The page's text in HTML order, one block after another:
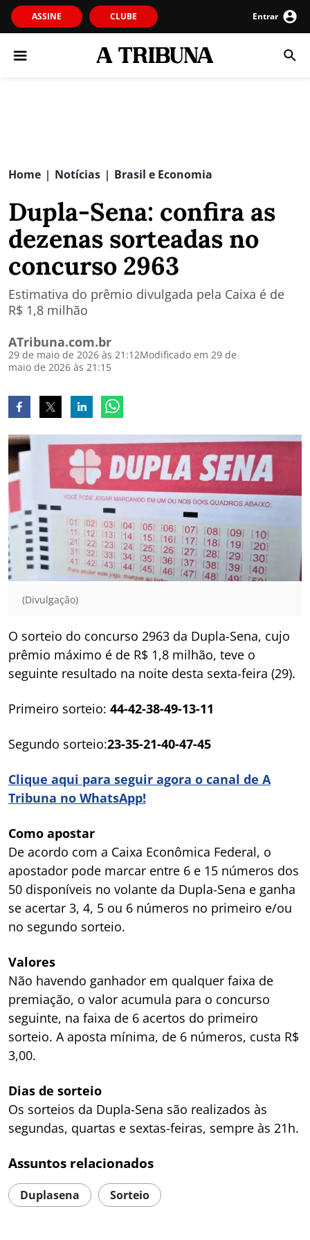
ASSINE CLUBE Entrar
Home | Notícias | Brasil e Economia
Dupla-Sena: confira as
dezenas sorteadas no
concurso 2963
Estimativa do prêmio divulgada pela Caixa é de
R$ 1,8 milhão
ATribuna.com.br
29 de maio de 2026 às 21:12Modificado em 29 de
maio de 2026 às 21:15
(Divulgação)
O sorteio do concurso 2963 da Dupla-Sena, cujo
prêmio máximo é de R$ 1,8 milhão, teve o
seguinte resultado na noite desta sexta-feira (29).
Primeiro sorteio: 44-42-38-49-13-11
Segundo sorteio:23-35-21-40-47-45
Clique aqui para seguir agora o canal de A
Tribuna no WhatsApp!
Como apostar
De acordo com a Caixa Econômica Federal, o
apostador pode marcar entre 6 e 15 números dos
50 disponíveis no volante da Dupla-Sena e ganha
se acertar 3, 4, 5 ou 6 números no primeiro e/ou
no segundo sorteio.
Valores
Não havendo ganhador em qualquer faixa de
premiação, o valor acumula para o concurso
seguinte, na faixa de 6 acertos do primeiro
sorteio. A aposta mínima, de 6 números, custa R$
3,00.
Dias de sorteio
Os sorteios da Dupla-Sena são realizados às
segundas, quartas e sextas-feiras, sempre às 21h.
Assuntos relacionados
Duplasena Sorteio